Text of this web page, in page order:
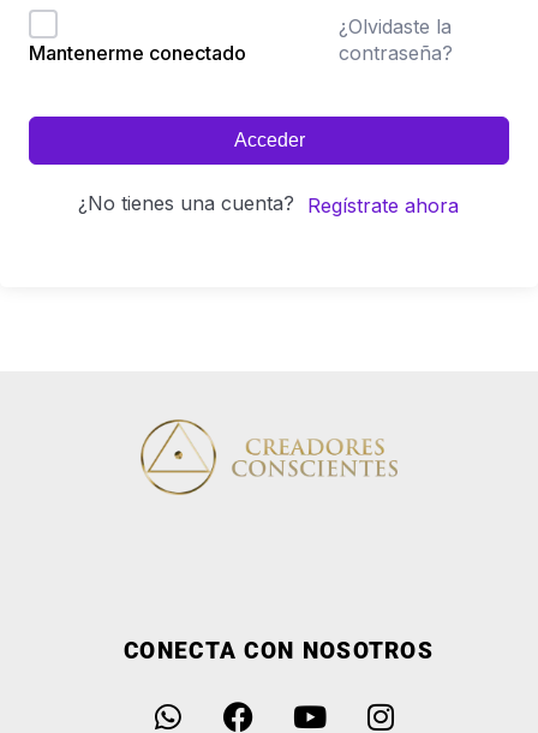
Mantenerme conectado
¿Olvidaste la
contraseña?
Acceder
¿No tienes una cuenta? Regístrate ahora
CONECTA CON NOSOTROS